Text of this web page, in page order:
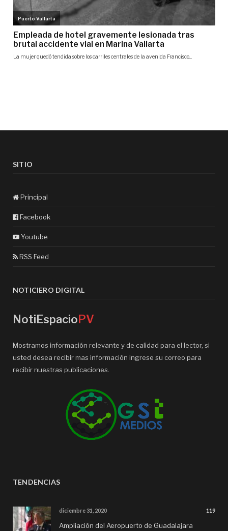
SITIO
Principal
Facebook
Youtube
RSS Feed
NOTICIERO DIGITAL
NotiEspacioPV
Mostramos información relevante y de calidad para el lector, si
usted desea recibir mas información ingrese su correo para
recibir nuestras publicaciones.
TENDENCIAS
diciembre 31, 2020 119
Ampliación del Aeropuerto de Guadalajara